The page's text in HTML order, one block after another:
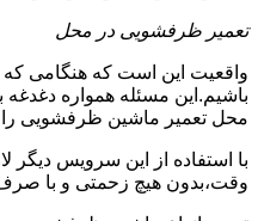
تعمیر ظرفشویی در محل
واقعیت این است که هنگامی
باشیم.این مسئله همواره
محل تعمیر ماشین ظرفشویی را
با استفاده از این سرویس
وقت،بدون هیچ زحمتی و با